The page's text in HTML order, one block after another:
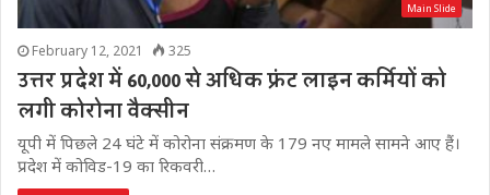
Main Slide
February 12, 2021 325
उत्तर प्रदेश में 60,000 से अधिक फ्रंट लाइन कर्मियों को
लगी कोरोना वैक्सीन
यूपी में पिछले 24 घंटे में कोरोना संक्रमण के 179 नए मामले सामने आए हैं।
प्रदेश में कोविड-19 का रिकवरी…